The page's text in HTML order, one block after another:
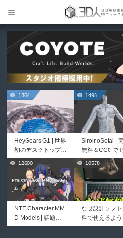
1864
HeyGears G1 | 世界
初のデスクトップ型
フルカラー3D＆UV
統合型プリンターが
登場！
1498
SiroinoSotai |
無料＆CC0 で
利用OKな
け共通素体3Dモ
ルが正式リリー
程よいポリ数＆
ロジーにも注
579
cvELD Schematic V
iew | Softimageライ
クかつNukeの利便
481
Unityエフェク
シピブック パ
を組み合わせ
12600
NTE Character MM
D Models | 話題の
ゲーム『NTE（Nev
10578
なぜ設計ソフ
料で使えるよう
ったのか